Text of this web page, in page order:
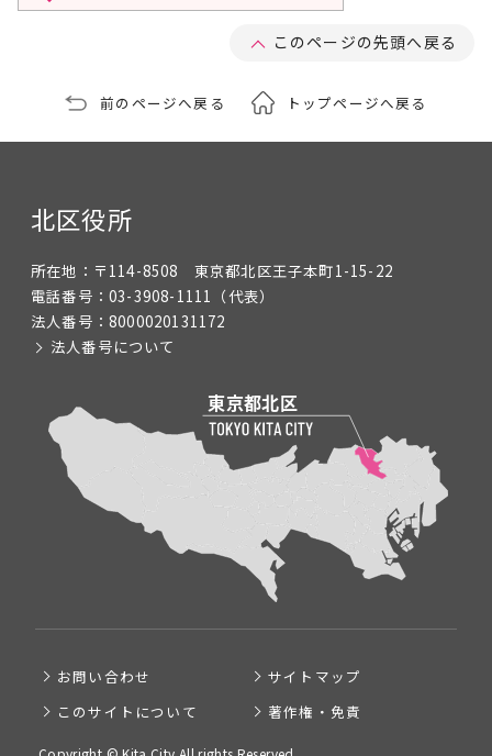
このページの先頭へ戻る
前のページへ戻る トップページへ戻る
北区役所
所在地： 〒114-8508 東京都北区王子本町1-15-22
電話番号： 03-3908-1111 （代表）
法人番号： 8000020131172
法人番号について
お問い合わせ
サイトマップ
このサイトについて
著作権・免責